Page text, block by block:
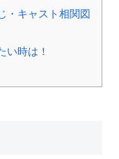
・キャスト相関図
い時は！